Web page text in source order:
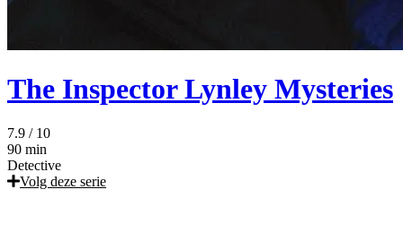
The Inspector Lynley Mysteries
7.9 / 10
90 min
Detective
Volg deze serie